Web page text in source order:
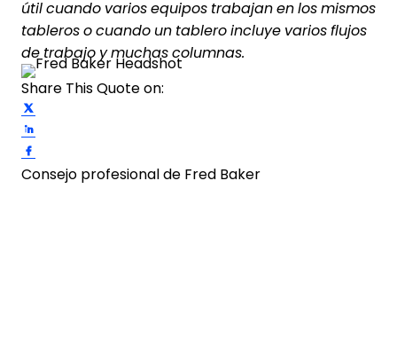
útil cuando varios equipos trabajan en los mismos
tableros o cuando un tablero incluye varios flujos
de trabajo y muchas columnas.
Share This Quote on:
Consejo profesional de Fred Baker